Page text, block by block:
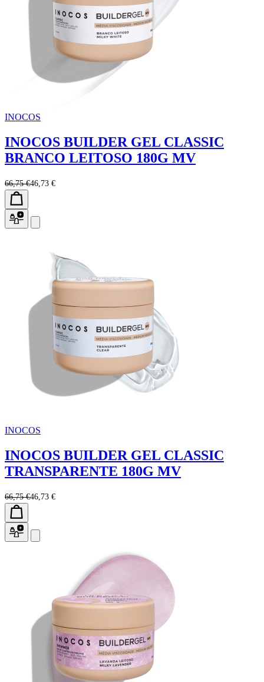
INOCOS
INOCOS BUILDER GEL CLASSIC
BRANCO LEITOSO 180G MV
66,75 €46,73 €
INOCOS
INOCOS BUILDER GEL CLASSIC
TRANSPARENTE 180G MV
66,75 €46,73 €